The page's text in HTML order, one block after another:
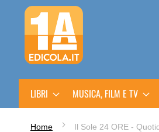
Salta
al
contenuto
LIBRI MUSICA, FILM E TV
Home Il Sole 24 ORE -